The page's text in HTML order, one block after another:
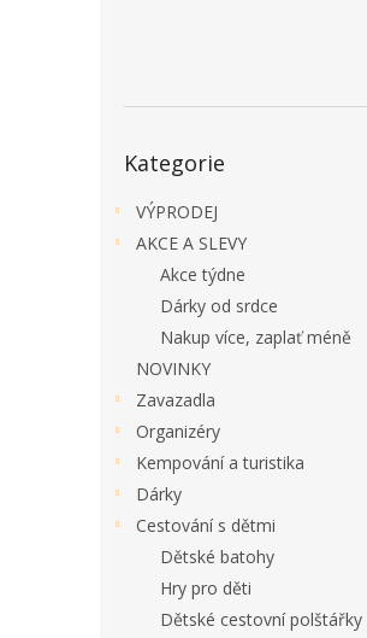
kategorie
Kategorie
VÝPRODEJ
AKCE A SLEVY
Akce týdne
Dárky od srdce
Nakup více, zaplať méně
NOVINKY
Zavazadla
Organizéry
Kempování a turistika
Dárky
Cestování s dětmi
Dětské batohy
Hry pro děti
Dětské cestovní polštářky